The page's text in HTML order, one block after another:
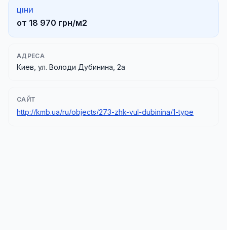
ЦІНИ
от 18 970 грн/м2
АДРЕСА
Киев, ул. Володи Дубинина, 2а
САЙТ
http://kmb.ua/ru/objects/273-zhk-vul-dubinina/1-type